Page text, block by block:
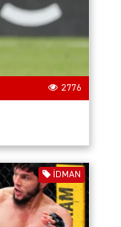
2776
İDMAN